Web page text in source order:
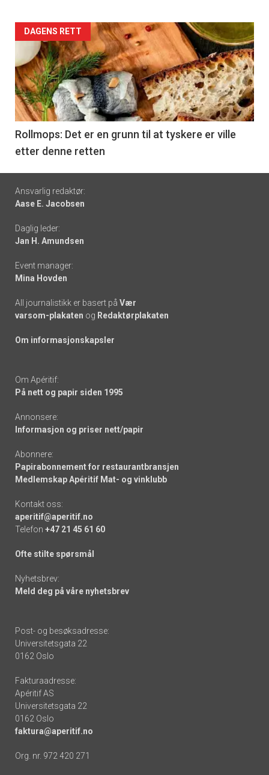
Forsiden
akkurat
nå
-
6
DAGENS RETT
Rollmops: Det er en grunn til at tyskere er ville
etter denne retten
Footer
-
links
Ansvarlig redaktør:
Aase E. Jacobsen
Daglig leder:
Jan H. Amundsen
Event manager:
Mina Hovden
All journalistikk er basert på Vær
varsom-plakaten og Redaktørplakaten
Om informasjonskapsler
Om Apéritif:
På nett og papir siden 1995
Annonsere:
Informasjon og priser nett/papir
Abonnere:
Papirabonnement for restaurantbransjen
Medlemskap Apéritif Mat- og vinklubb
Kontakt oss:
aperitif@aperitif.no
Telefon +47 21 45 61 60
Ofte stilte spørsmål
Nyhetsbrev:
Meld deg på våre nyhetsbrev
Post- og besøksadresse:
Universitetsgata 22
0162 Oslo
Fakturaadresse:
Apéritif AS
Universitetsgata 22
0162 Oslo
faktura@aperitif.no
Org. nr. 972 420 271